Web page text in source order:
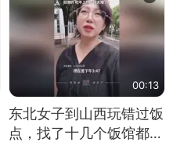
00:13
东北女子到山西玩错过饭
点，找了十几个饭馆都没